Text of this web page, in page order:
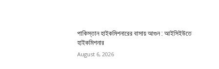
পাকিস্তান হাইকমিশনারের বাসায় আগুন : আইসিইউতে
হাইকমিশনার
August 6, 2026